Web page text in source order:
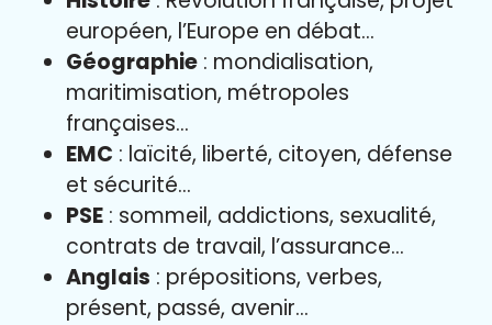
européen, l’Europe en débat…
Géographie : mondialisation,
maritimisation, métropoles
françaises…
EMC : laïcité, liberté, citoyen, défense
et sécurité…
PSE : sommeil, addictions, sexualité,
contrats de travail, l’assurance…
Anglais : prépositions, verbes,
présent, passé, avenir…